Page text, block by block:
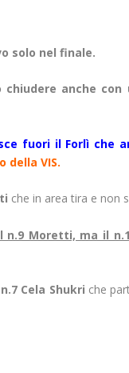
solo nel finale.
anche
fuori il Forlì che
della VIS.
che in area tira e non
Moretti, ma il
n.7 Cela Shukri che